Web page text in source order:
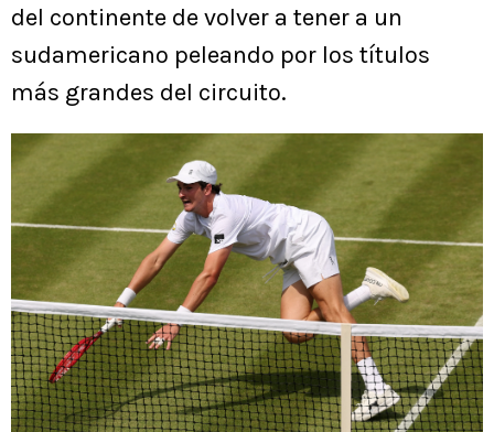
del continente de volver a tener a un
sudamericano peleando por los títulos
más grandes del circuito.